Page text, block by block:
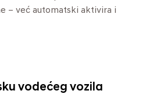
– već automatski aktivira i
vodećeg vozila